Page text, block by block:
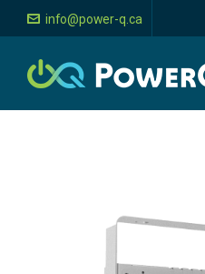
info@power-q.ca